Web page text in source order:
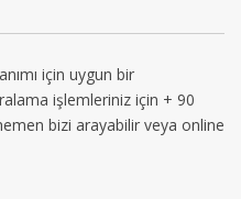
için uygun bir
işlemleriniz için + 90
bizi arayabilir veya online